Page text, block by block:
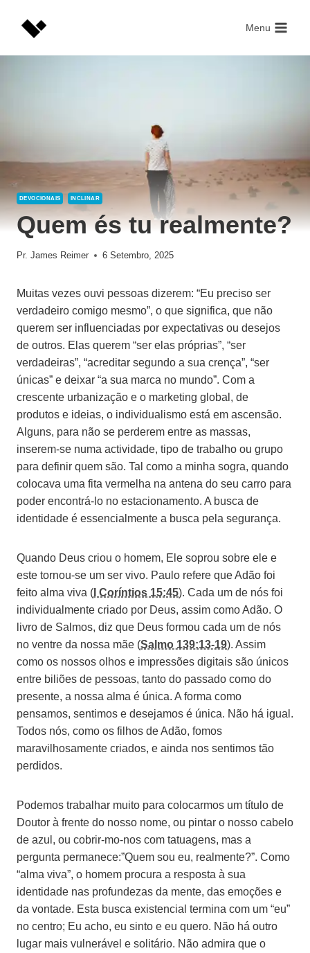
Menu
DEVOCIONAIS INCLINAR
Quem és tu realmente?
Pr. James Reimer 6 Setembro, 2025
Muitas vezes ouvi pessoas dizerem: “Eu preciso ser
verdadeiro comigo mesmo”, o que significa, que não
querem ser influenciadas por expectativas ou desejos
de outros. Elas querem “ser elas próprias”, “ser
verdadeiras”, “acreditar segundo a sua crença”, “ser
únicas” e deixar “a sua marca no mundo”. Com a
crescente urbanização e o marketing global, de
produtos e ideias, o individualismo está em ascensão.
Alguns, para não se perderem entre as massas,
inserem-se numa actividade, tipo de trabalho ou grupo
para definir quem são. Tal como a minha sogra, quando
colocava uma fita vermelha na antena do seu carro para
poder encontrá-lo no estacionamento. A busca de
identidade é essencialmente a busca pela segurança.
Quando Deus criou o homem, Ele soprou sobre ele e
este tornou-se um ser vivo. Paulo refere que Adão foi
feito alma viva ( I Coríntios 15:45). Cada um de nós foi
individualmente criado por Deus, assim como Adão. O
livro de Salmos, diz que Deus formou cada um de nós
no ventre da nossa mãe (Salmo 139:13-19). Assim
como os nossos olhos e impressões digitais são únicos
entre biliões de pessoas, tanto do passado como do
presente, a nossa alma é única. A forma como
pensamos, sentimos e desejamos é única. Não há igual.
Todos nós, como os filhos de Adão, fomos
maravilhosamente criados, e ainda nos sentimos tão
perdidos.
Podemos trabalhar muito para colocarmos um título de
Doutor à frente do nosso nome, ou pintar o nosso cabelo
de azul, ou cobrir-mo-nos com tatuagens, mas a
pergunta permanece:”Quem sou eu, realmente?”. Como
“alma viva”, o homem procura a resposta à sua
identidade nas profundezas da mente, das emoções e
da vontade. Esta busca existencial termina com um “eu”
no centro; Eu acho, eu sinto e eu quero. Não há outro
lugar mais vulnerável e solitário. Não admira que o